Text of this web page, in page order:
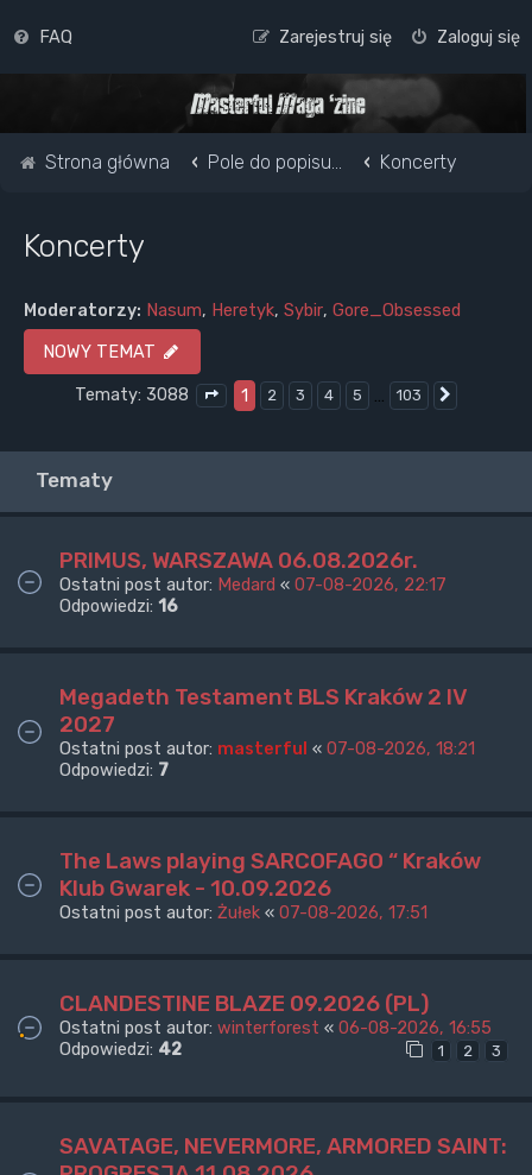
FAQ Zaloguj się
Zarejestruj się
Strona główna Pole do popisu... Koncerty
Koncerty
Moderatorzy: Nasum, Heretyk, Sybir, Gore_Obsessed
NOWY TEMAT
Tematy: 3088
Strona1 z103
1 2 3 4 5 … 103
Tematy
PRIMUS, WARSZAWA 06.08.2026r.
Ostatni post autor: Medard « 07-08-2026, 22:17
Odpowiedzi: 16
Megadeth Testament BLS Kraków 2 IV
2027
Ostatni post autor: masterful « 07-08-2026, 18:21
Odpowiedzi: 7
The Laws playing SARCOFAGO “ Kraków
Klub Gwarek - 10.09.2026
Ostatni post autor: Żułek « 07-08-2026, 17:51
CLANDESTINE BLAZE 09.2026 (PL)
Ostatni post autor: winterforest « 06-08-2026, 16:55
Odpowiedzi: 42 1 2 3
SAVATAGE, NEVERMORE, ARMORED SAINT: